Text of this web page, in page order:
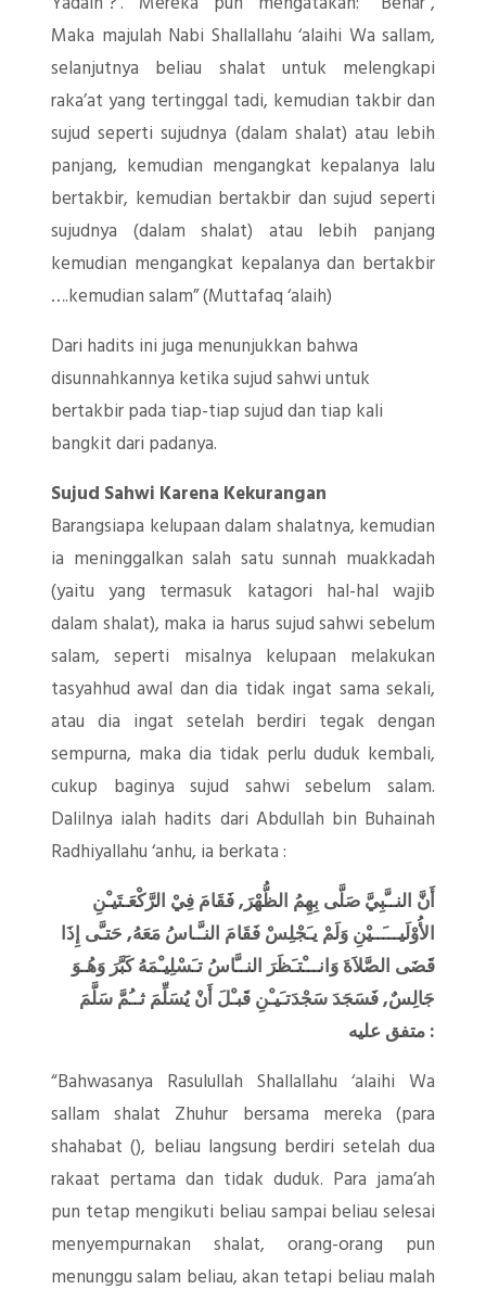
Maka majulah Nabi Shallallahu ‘alaihi Wa sallam,
selanjutnya beliau shalat untuk melengkapi
raka’at yang tertinggal tadi, kemudian takbir dan
sujud seperti sujudnya (dalam shalat) atau lebih
panjang, kemudian mengangkat kepalanya lalu
bertakbir, kemudian bertakbir dan sujud seperti
sujudnya (dalam shalat) atau lebih panjang
kemudian mengangkat kepalanya dan bertakbir
….kemudian salam” (Muttafaq ‘alaih)
Dari hadits ini juga menunjukkan bahwa
disunnahkannya ketika sujud sahwi untuk
bertakbir pada tiap-tiap sujud dan tiap kali
bangkit dari padanya.
Sujud Sahwi Karena Kekurangan
Barangsiapa kelupaan dalam shalatnya, kemudian
ia meninggalkan salah satu sunnah muakkadah
(yaitu yang termasuk katagori hal-hal wajib
dalam shalat), maka ia harus sujud sahwi sebelum
salam, seperti misalnya kelupaan melakukan
tasyahhud awal dan dia tidak ingat sama sekali,
atau dia ingat setelah berdiri tegak dengan
sempurna, maka dia tidak perlu duduk kembali,
cukup baginya sujud sahwi sebelum salam.
Dalilnya ialah hadits dari Abdullah bin Buhainah
Radhiyallahu ‘anhu, ia berkata :
أَنَّ النــَّبِيَّ صَلَّى بِهِمُ الظُّهْرَ, فَقَامَ فِيْ الرَّكْعَـتَيـْنِ
الأُوْلَيـــَــيْنِ وَلَمْ يـَجْلِسْ فَقَامَ النـَّـاسُ مَعَهُ, حَتـَّى إِذَا
قَضَى الصَّلاَةَ وَانـــْتـَظَرَ النــَّاسُ تـَسْلِيـْمَهُ كَبَّرَ وَهُـوَ
جَالِسٌ, فَسَجَدَ سَجْدَتـَيـْنِ قَبـْلَ أَنْ يُسَلِّمَ ثــُمَّ سَلَّمَ
متفق عليه :
“Bahwasanya Rasulullah Shallallahu ‘alaihi Wa
sallam shalat Zhuhur bersama mereka (para
shahabat (), beliau langsung berdiri setelah dua
rakaat pertama dan tidak duduk. Para jama’ah
pun tetap mengikuti beliau sampai beliau selesai
menyempurnakan shalat, orang-orang pun
menunggu salam beliau, akan tetapi beliau malah